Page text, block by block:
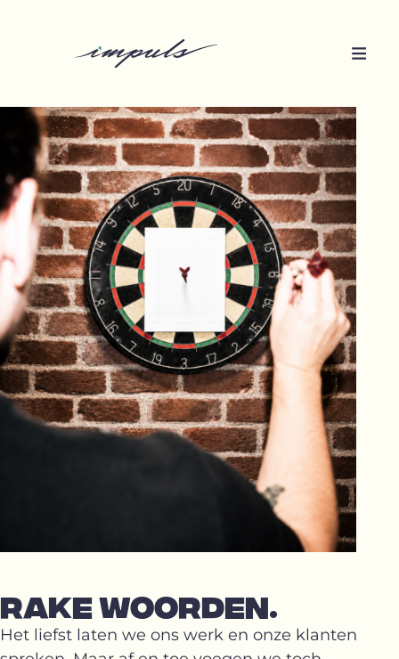
RAKE WOORDEN.
Het liefst laten we ons werk en onze klanten